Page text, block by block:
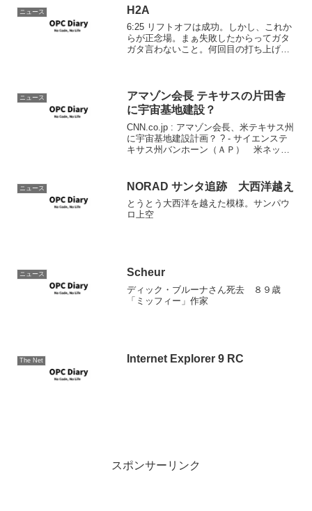
しかし、今回のシロンは、ダラーラの
エ...
ニュース H2A
6:25 リフトオフは成功。しかし、これか
らが正念場。まぁ失敗したからってガタ
ガタ言わないこと。何回目の打ち上げだ
ニュース
アマゾン会長 テキサスの片田舎
に宇宙基地建設？
CNN.co.jp : アマゾン会長、米テキサス州
に宇宙基地建設計画？ ? - サイエンステ
キサス州バンホーン（ＡＰ） 米ネット
く、当地に民間宇宙飛行の基地を建設す
る構想...
ニュース NORAD サンタ追跡 大西洋越え
とうとう大西洋を越えた模様。サンパウ
ロ上空
ニュース Scheur
ディック・ブルーナさん死去 ８９歳
「ミッフィー」作家
The Net Internet Explorer 9 RC
スポンサーリンク